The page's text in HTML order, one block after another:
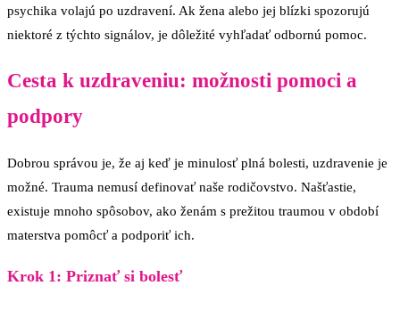
psychika volajú po uzdravení. Ak žena alebo jej blízki spozorujú
niektoré z týchto signálov, je dôležité vyhľadať odbornú pomoc.
Cesta k uzdraveniu: možnosti pomoci a
podpory
Dobrou správou je, že aj keď je minulosť plná bolesti, uzdravenie je
možné. Trauma nemusí definovať naše rodičovstvo. Našťastie,
existuje mnoho spôsobov, ako ženám s prežitou traumou v období
materstva pomôcť a podporiť ich.
Krok 1: Priznať si bolesť